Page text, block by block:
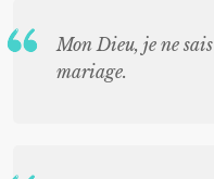
Mon Dieu, je ne
mariage.